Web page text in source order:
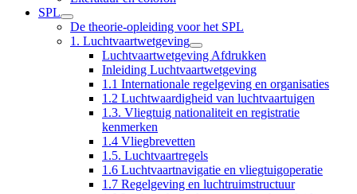
SPL
De theorie-opleiding voor het SPL
1. Luchtvaartwetgeving
Luchtvaartwetgeving Afdrukken
Inleiding Luchtvaartwetgeving
1.1 Internationale regelgeving en organisaties
1.2 Luchtwaardigheid van luchtvaartuigen
1.3. Vliegtuig nationaliteit en registratie
kenmerken
1.4 Vliegbrevetten
1.5. Luchtvaartregels
1.6 Luchtvaartnavigatie en vliegtuigoperatie
1.7 Regelgeving en luchtruimstructuur